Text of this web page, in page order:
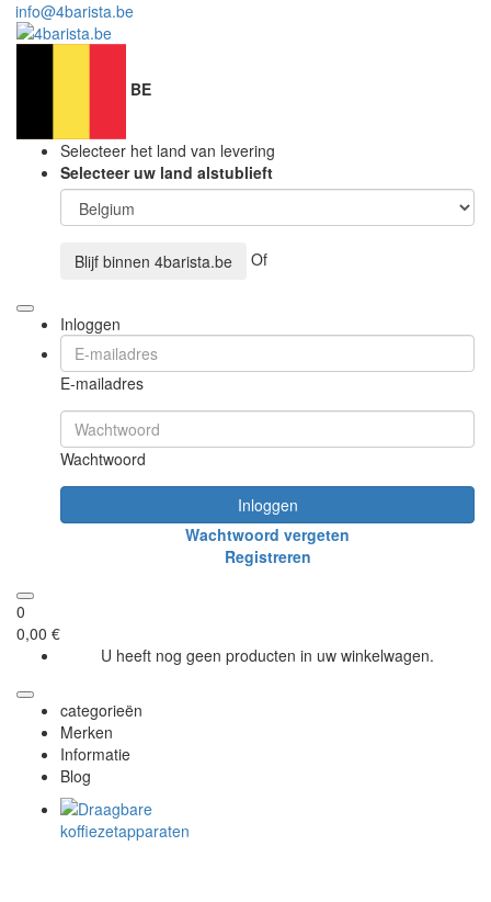
info@4barista.be
BE
Selecteer het land van levering
Selecteer uw land alstublieft
Blijf binnen 4barista.be Of
Inloggen
E-mailadres
Wachtwoord
Inloggen
Wachtwoord vergeten
Registreren
0
0,00 €
U heeft nog geen producten in uw winkelwagen.
categorieën
Merken
Informatie
Blog